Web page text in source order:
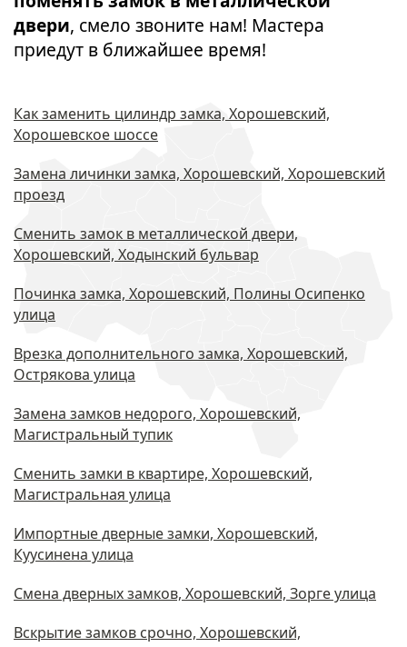
двери, смело звоните нам! Мастера
приедут в ближайшее время!
Как заменить цилиндр замка, Хорошевский,
Хорошевское шоссе
Замена личинки замка, Хорошевский, Хорошевский
проезд
Сменить замок в металлической двери,
Хорошевский, Ходынский бульвар
Починка замка, Хорошевский, Полины Осипенко
улица
Врезка дополнительного замка, Хорошевский,
Острякова улица
Замена замков недорого, Хорошевский,
Магистральный тупик
Cменить замки в квартире, Хорошевский,
Магистральная улица
Импортные дверные замки, Хорошевский,
Куусинена улица
Смена дверных замков, Хорошевский, Зорге улица
Вскрытие замков срочно, Хорошевский,